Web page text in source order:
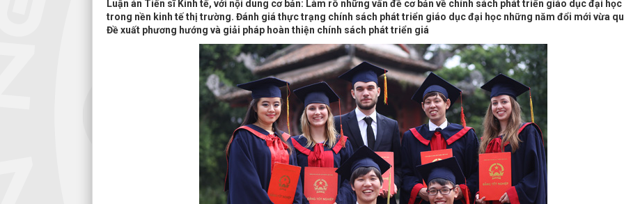
Luận án Tiến sĩ Kinh tế, với nội dung cơ bản: Làm rõ những vấn đề cơ bản về chính sách phát triển giáo dục đại học
trong nền kinh tế thị trường. Đánh giá thực trạng chính sách phát triển giáo dục đại học những năm đổi mới vừa
Đề xuất phương hướng và giải pháp hoàn thiện chính sách phát triển giá